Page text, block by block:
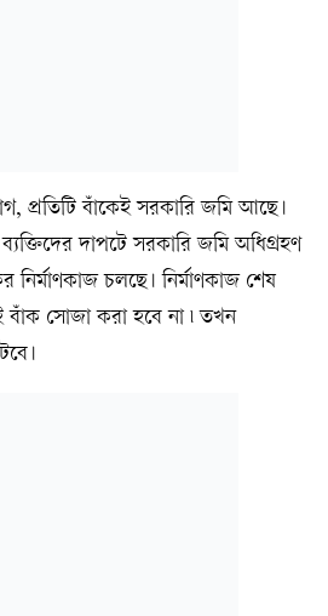
প্রতিটি বাঁকেই সরকারি জমি আছে।
দাপটে সরকারি জমি অধিগ্রহণ
চলছে। নির্মাণকাজ শেষ
সোজা করা হবে না ৷ তখন